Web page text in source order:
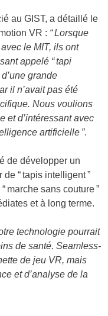
au GIST, a détaillé le
VR : “ Lorsque
le MIT, ils ont
appelé “ tapi
grande
il n’avait pas été
Nous voulions
et d’intéressant avec
artificielle ”.
de développer un
“ tapis intelligent ”
marche sans couture ”
et à long terme.
technologie pourrait
de santé. Seamless-
de jeu VR, mais
et d’analyse de la